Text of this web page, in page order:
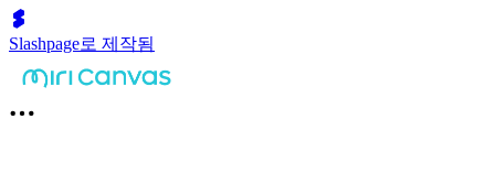
Slashpage로 제작됨